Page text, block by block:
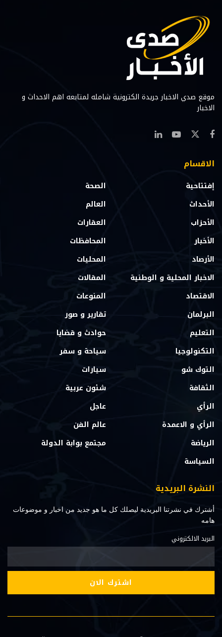
موقع صدي الاخبار جريدة الكترونية شامله لمتابعه اهم الاحداث و
الاخبار
الاقسام
إفتتاحية
الأحداث
الأحزاب
الأخبار
الأرصاد
الاخبار المحلية و الوطنية
الاقتصاد
البرلمان
التعليم
التكنولوجيا
التوك شو
الثقافة
الرأي
الرأي و الاعمدة
الرياضة
السياسة
الصحة
العالم
العقارات
المحافظات
المحليات
المقالات
المنوعات
تقارير و صور
حوادث و قضايا
سياحة و سفر
سيارات
شئون عربية
عاجل
عالم الفن
مجتمع بوابة الدولة
النشرة البريدية
أشترك في نشرتنا البريدية ليصلك كل ما هو جديد من اخبار و موضوعات
هامه
البريد الالكتروني